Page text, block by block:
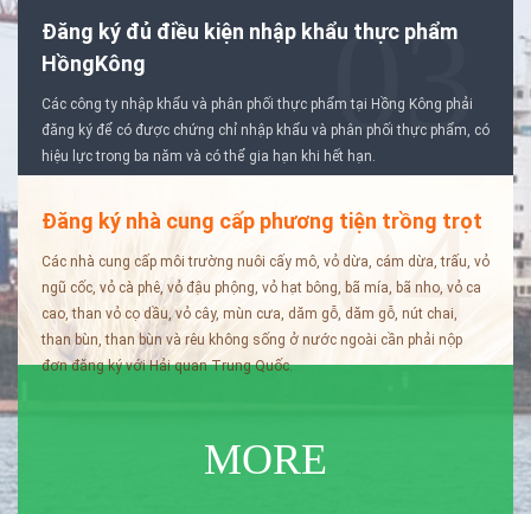
03
Đăng ký đủ điều kiện nhập khẩu thực phẩm
HồngKông
Các công ty nhập khẩu và phân phối thực phẩm tại Hồng Kông phải
đăng ký để có được chứng chỉ nhập khẩu và phân phối thực phẩm, có
hiệu lực trong ba năm và có thể gia hạn khi hết hạn.
04
Đăng ký nhà cung cấp phương tiện trồng trọt
Các nhà cung cấp môi trường nuôi cấy mô, vỏ dừa, cám dừa, trấu, vỏ
ngũ cốc, vỏ cà phê, vỏ đậu phộng, vỏ hạt bông, bã mía, bã nho, vỏ ca
cao, than vỏ cọ dầu, vỏ cây, mùn cưa, dăm gỗ, dăm gỗ, nút chai,
than bùn, than bùn và rêu không sống ở nước ngoài cần phải nộp
đơn đăng ký với Hải quan Trung Quốc.
MORE